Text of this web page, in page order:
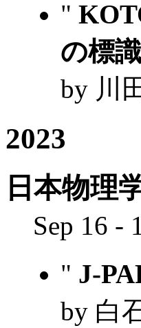
"
の標
by 川
2023
日本物理
Sep 16 -
" J-
by 白